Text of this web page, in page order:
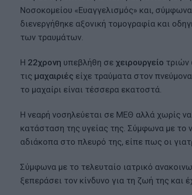
Nοσοκομείου «Ευαγγελισμός» και,
διενεργήθηκε αξονική τομογραφία και
των τραυμάτων.
Η 22χρονη υπεβλήθη σε χειρουργείο
τις μαχαιριές είχε τραύματα στον
το μαχαίρι είναι τέσσερα εκατοστά.
Η νεαρή νοσηλεύεται σε ΜΕΘ αλλά χωρίς
κατάσταση της υγείας της. Σύμφωνα με το
αδιάκοπα στο πλευρό της, είπε πως οι
Σύμφωνα με το τελευταίο ιατρικό
ξεπεράσει τον κίνδυνο για τη ζωή της και